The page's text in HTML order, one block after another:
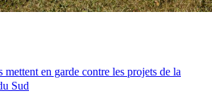
mettent en garde contre les projets de la
Sud